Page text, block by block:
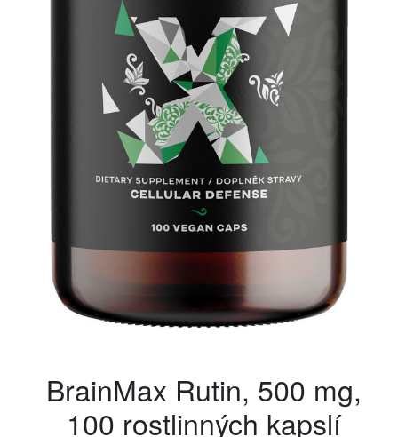
BrainMax Rutin, 500 mg,
100 rostlinných kapslí